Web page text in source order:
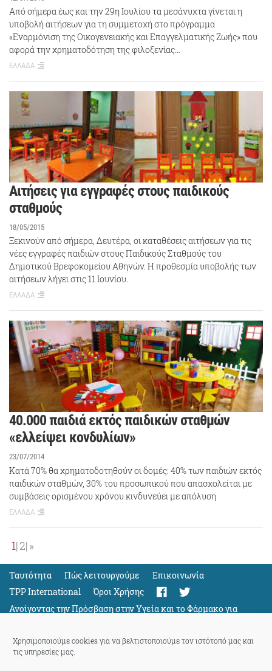
Χρησιμοποιούμε cookies για να βελτιστοποιούμε τον ιστότοπό μας και
τις υπηρεσίες μας.
Από σήμερα έως και την 29η Ιουλίου τα μεσάνυχτα γίνεται η
υποβολή αιτήσεων για τη συμμετοχή στο πρόγραμμα
«Εναρμόνιση της Οικογενειακής και Επαγγελματικής Ζωής» που
αφορά την χρηματοδότηση της φιλοξενίας…
ΕΛΛΑΔΑ
Αιτήσεις για εγγραφές στους παιδικούς
σταθμούς
18/05/2015
Ξεκινούν από σήμερα, Δευτέρα, οι καταθέσεις αιτήσεων για τις
νέες εγγραφές παιδιών στους Παιδικούς Σταθμούς του
Δημοτικού Βρεφοκομείου Αθηνών. Η προθεσμία υποβολής των
αιτήσεων λήγει στις 11 Ιουνίου.
ΕΛΛΑΔΑ
40.000 παιδιά εκτός παιδικών σταθμών
«ελλείψει κονδυλίων»
23/07/2014
Κατά 70% θα χρηματοδοτηθούν οι δομές: 40% των παιδιών εκτός
παιδικών σταθμών, 30% του προσωπικού που απασχολείται με
συμβάσεις ορισμένου χρόνου κινδυνεύει με απόλυση
ΕΛΛΑΔΑ
1 2 »
Ταυτότητα Πώς λειτουργούμε
Eπικοινωνία
TPP International
Όροι Χρήσης
Ανοίγοντας την Πρόσβαση στην Υγεία και το Φάρμακο για
Όλους
Support